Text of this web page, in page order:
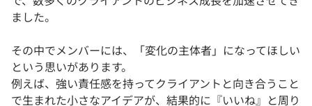
ました。
その中でメンバーには、「変化の主体者」になってほしい
という思いがあります。
例えば、強い責任感を持ってクライアントと向き合うこと
で生まれた小さなアイデアが、結果的に『いいね』と周り